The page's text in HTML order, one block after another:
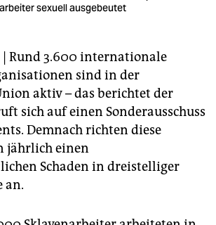
sexuell ausgebeutet
| Rund 3.600 internationale
sind in der
aktiv – das berichtet der
sich auf einen Sonderausschuss
Demnach richten diese
jährlich einen
Schaden in dreistelliger
an.